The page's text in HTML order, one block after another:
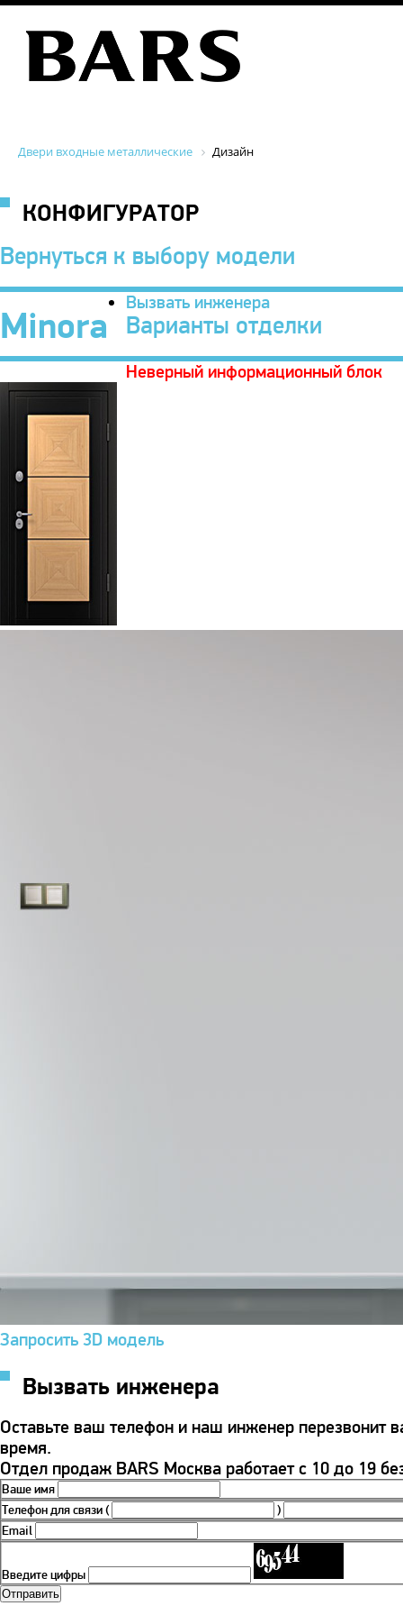
Двери входные металлические Дизайн
КОНФИГУРАТОР
Вернуться к выбору модели
Minora
Вызвать инженера
Варианты отделки
Неверный информационный блок
Запросить 3D модель
Вызвать инженера
Оставьте ваш телефон и наш инженер перезвонит
время.
Отдел продаж BARS Москва работает с 10 до 19
Ваше имя
Телефон для связи(
)
Email
Введите цифры